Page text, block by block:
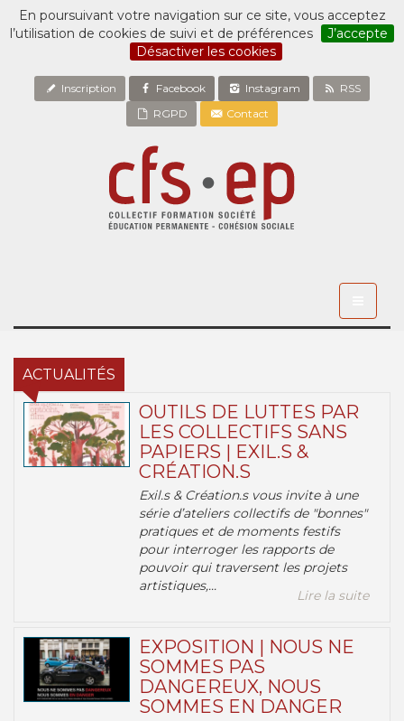
En poursuivant votre navigation sur ce site, vous acceptez
l’utilisation de cookies de suivi et de préférences
J’accepte
Désactiver les cookies
Inscription Facebook Instagram
RSS
RGPD
Contact
ACTUALITÉS
OUTILS DE LUTTES PAR
LES COLLECTIFS SANS
PAPIERS | EXIL.S &
CRÉATION.S
Exil.s & Création.s vous invite à une
série d’ateliers collectifs de "bonnes"
pratiques et de moments festifs
pour interroger les rapports de
pouvoir qui traversent les projets
artistiques,...
Lire la suite
EXPOSITION | NOUS NE
SOMMES PAS
DANGEREUX, NOUS
SOMMES EN DANGER